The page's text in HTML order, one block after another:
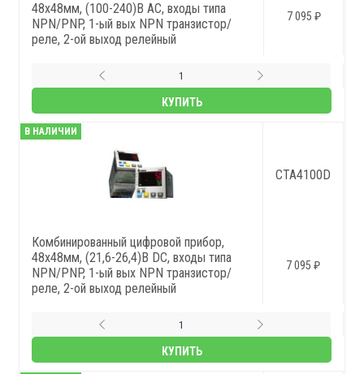
48x48мм, (100-240)В AC, входы типа
NPN/PNP, 1-ый вых NPN транзистор/
реле, 2-ой выход релейный
7 095 ₽
КУПИТЬ
В НАЛИЧИИ
CTA4100D
Комбинированный цифровой прибор,
48x48мм, (21,6-26,4)В DC, входы типа
NPN/PNP, 1-ый вых NPN транзистор/
реле, 2-ой выход релейный
7 095 ₽
КУПИТЬ